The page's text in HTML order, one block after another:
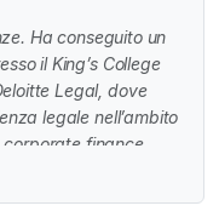
Ha conseguito un
il King’s College
Legal, dove
legale nell’ambito
finance,
alla corporate